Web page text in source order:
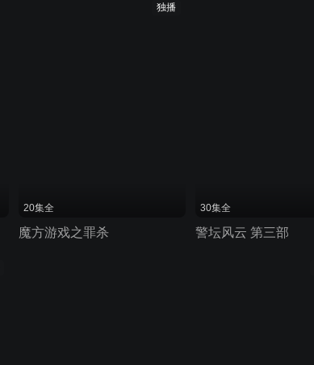
独播
20集全
魔方游戏之罪杀
30集全
警坛风云 第三部